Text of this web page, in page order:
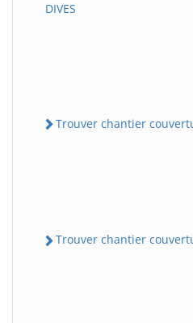
DIVES
Trouver chantier
Trouver chantier